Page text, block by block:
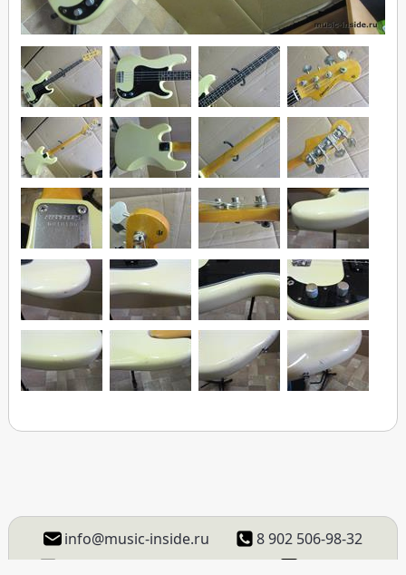
info@music-inside.ru
8 902 506-98-32